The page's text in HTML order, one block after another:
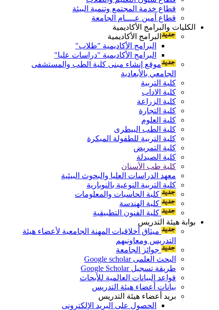
قطاع خدمة المجتمع وتنمية البيئة
قطاع أمين عــــام الجامعة
الكليات والبرامج الأكاديمية
البرامج الأكاديمية
البرامج الأكاديمية "طلاب"
البرامج الأكاديمية "دراسات عليا"
موقع إنشاء مبنى كلية الطب والمستشفى
الجامعي بالأبعادية
كلية التربية
كلية الاداب
كلية الزراعة
كلية التجارة
كلية العلوم
كلية الطب البيطرى
كلية التربية للطفولة المبكرة
كلية التمريض
كلية الصيدلة
كلية طب الأسنان
معهد الدراسات العليا والبحوث البيئية
كلية التربية النوعية بالنوبارية
كلية الحاسبات والمعلومات
كلية الهندسة
كلية الفنون التطبيقية
بوابة هيئة التدريس
ميثاق أخلاقيات المهنة الجامعية لأعضاء هيئة
التدريس ومعاونيهم
جوائز الجامعة
البحث العلمى Google scholar
طريقة تسجيل Google Scholar
قواعد البيانات العالمية للأبحاث
بيانات أعضاء هيئة التدريس
بريد أعضاء هيئة التدريس
الحصول على البريد الإلكترونى